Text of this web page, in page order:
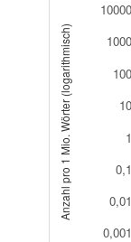
1
10
100
1000
10000
0,001
0,01
0,1
Anzahl pro 1 Mio. Wörter (logarithmisch)